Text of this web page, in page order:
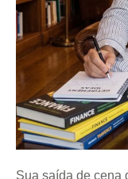
Sua saída de cena